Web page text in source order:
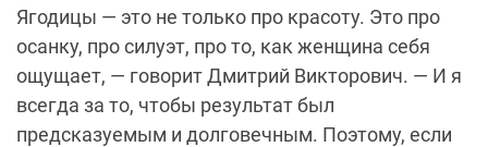
Ягодицы — это не только про красоту. Это про
осанку, про силуэт, про то, как женщина себя
ощущает, — говорит Дмитрий Викторович. — И я
всегда за то, чтобы результат был
предсказуемым и долговечным. Поэтому, если